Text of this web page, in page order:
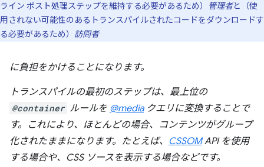
ライン ポスト処理ステップを維持する必要があるため）
管理者と（使
用されない可能性のあるトランスパイルされたコードをダウンロードす
る必要があるため） 訪問者
に負担をかけることになります。
トランスパイルの最初のステップは、最上位の
@container ルールを @mediaクエリに変換することで
す。これにより、ほとんどの場合、コンテンツがグループ
化されたままになります。たとえば、 CSSOMAPI を使用
する場合や、CSS ソースを表示する場合などです。